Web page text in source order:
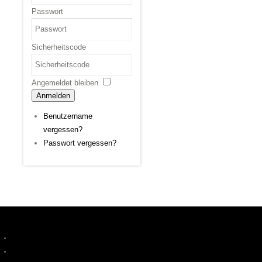
Passwort
Sicherheitscode
Angemeldet bleiben
Anmelden
Benutzername
vergessen?
Passwort vergessen?